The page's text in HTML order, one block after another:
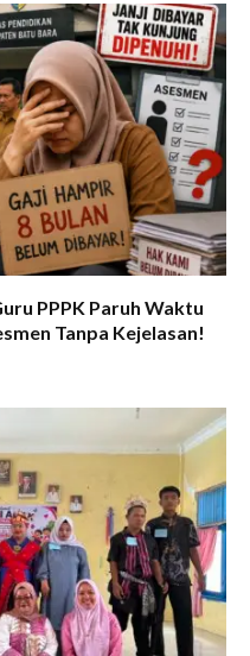
PPPK Paruh Waktu
Tanpa Kejelasan!